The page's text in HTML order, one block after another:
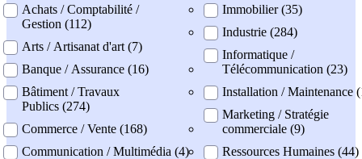
professionel
Achats / Comptabilité /
Gestion (112)
Arts / Artisanat d'art (7)
Banque / Assurance (16)
Bâtiment / Travaux
Publics (274)
Commerce / Vente (168)
Communication / Multimédia (4)
Immobilier (35)
Industrie (284)
Informatique /
Télécommunication (23)
Installation / Maintenance
Marketing / Stratégie
commerciale (9)
Ressources Humaines (44)